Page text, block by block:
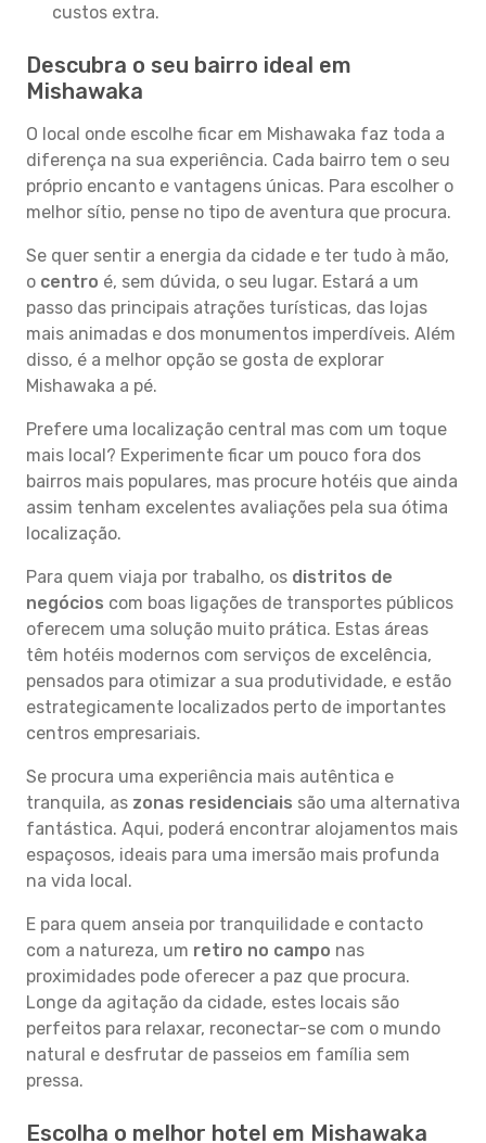
custos extra.
Descubra o seu bairro ideal em
Mishawaka
O local onde escolhe ficar em Mishawaka faz toda a
diferença na sua experiência. Cada bairro tem o seu
próprio encanto e vantagens únicas. Para escolher o
melhor sítio, pense no tipo de aventura que procura.
Se quer sentir a energia da cidade e ter tudo à mão,
o centro é, sem dúvida, o seu lugar. Estará a um
passo das principais atrações turísticas, das lojas
mais animadas e dos monumentos imperdíveis. Além
disso, é a melhor opção se gosta de explorar
Mishawaka a pé.
Prefere uma localização central mas com um toque
mais local? Experimente ficar um pouco fora dos
bairros mais populares, mas procure hotéis que ainda
assim tenham excelentes avaliações pela sua ótima
localização.
Para quem viaja por trabalho, os distritos de
negócios com boas ligações de transportes públicos
oferecem uma solução muito prática. Estas áreas
têm hotéis modernos com serviços de excelência,
pensados para otimizar a sua produtividade, e estão
estrategicamente localizados perto de importantes
centros empresariais.
Se procura uma experiência mais autêntica e
tranquila, as zonas residenciais são uma alternativa
fantástica. Aqui, poderá encontrar alojamentos mais
espaçosos, ideais para uma imersão mais profunda
na vida local.
E para quem anseia por tranquilidade e contacto
com a natureza, um retiro no campo nas
proximidades pode oferecer a paz que procura.
Longe da agitação da cidade, estes locais são
perfeitos para relaxar, reconectar-se com o mundo
natural e desfrutar de passeios em família sem
pressa.
Escolha o melhor hotel em Mishawaka